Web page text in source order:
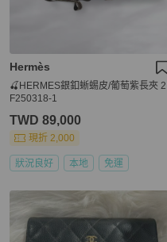
Hermès
🍒HERMES銀釦蜥蜴皮/葡萄紫長夾 2
F250318-1
TWD 89,000
現折 2,000
狀況良好 本地 免運